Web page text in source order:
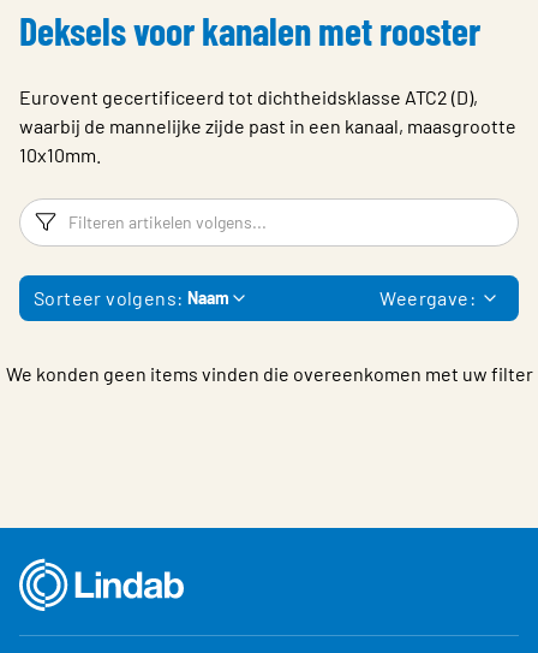
Contact
Choose languge
Belgium - Dutch
Deksels voor kanalen met rooster
Eurovent gecertificeerd tot dichtheidsklasse ATC2 (D),
waarbij de mannelijke zijde past in een kanaal, maasgrootte
10x10mm.
Filters
Sorteer volgens: Naam Weergave:
We konden geen items vinden die overeenkomen met uw filter